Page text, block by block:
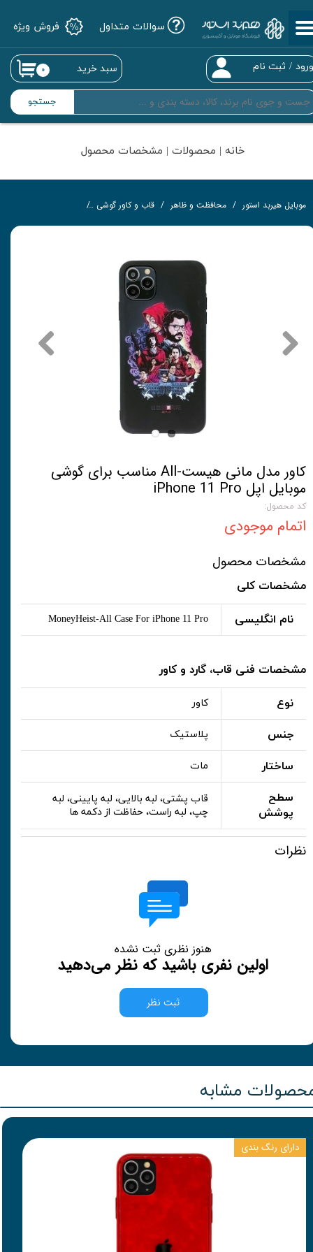
جستجو
/ ثبت نام
حساب کاربری من
تغییر گذر واژه
سفارشات
خروج از حساب کاربری
۰ سبد خرید
سوالات متداول فروش ویژه
خانه | محصولات | مشخصات محصول
موبایل هیربد استور محافظت و ظاهر قاب و کاور گوشی
کاور مدل مانی هیست-All مناسب برای گوشی
موبایل اپل iPhone 11 Pro
کد محصول:
اتمام موجودی
مشخصات محصول
مشخصات کلی
نام انگلیسی MoneyHeist-All Case For iPhone 11 Pro
مشخصات فنی قاب، گارد و کاور
نوع کاور
جنس پلاستیک
ساختار مات
سطح
پوشش
قاب پشتی، لبه بالایی، لبه پایینی، لبه
چپ، لبه راست، حفاظت از دکمه ها
نظرات
هنوز نظری ثبت نشده
اولین نفری باشید که نظر می‌دهید
ثبت نظر
مشابه
دارای رنگ بندی